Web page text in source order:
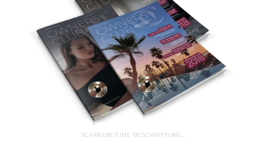
SCHREIBE EINE BESCHRIFTUNG…